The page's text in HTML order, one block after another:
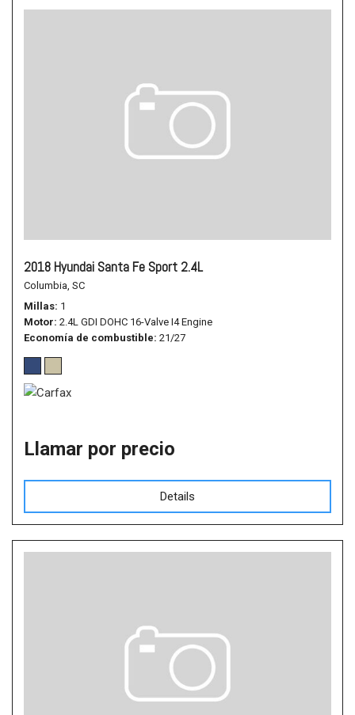
2018 Hyundai Santa Fe Sport 2.4L
Columbia, SC
Millas 1
Motor 2.4L GDI DOHC 16-Valve I4 Engine
Economía de combustible 21/27
Llamar por precio
Details